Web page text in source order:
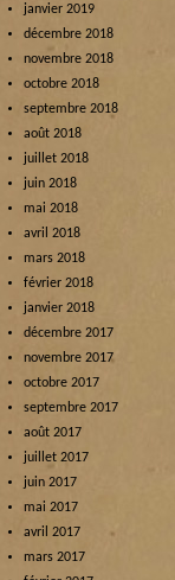
janvier 2019
décembre 2018
novembre 2018
octobre 2018
septembre 2018
août 2018
juillet 2018
juin 2018
mai 2018
avril 2018
mars 2018
février 2018
janvier 2018
décembre 2017
novembre 2017
octobre 2017
septembre 2017
août 2017
juillet 2017
juin 2017
mai 2017
avril 2017
mars 2017